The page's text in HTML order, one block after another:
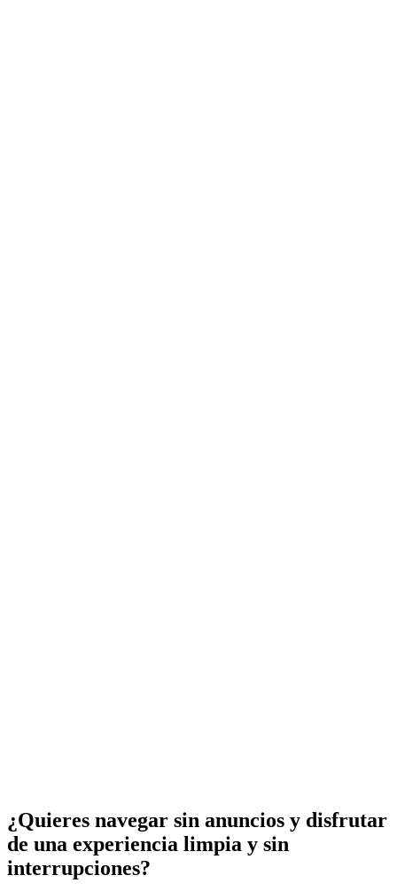
¿Quieres navegar sin anuncios y disfrutar
de una experiencia limpia y sin
interrupciones?